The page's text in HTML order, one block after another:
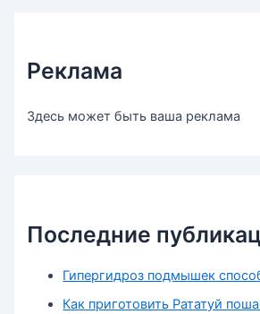
Реклама
Здесь может быть ваша реклама
Последние
Гипергидроз подмышек
Как приготовить Рататуй